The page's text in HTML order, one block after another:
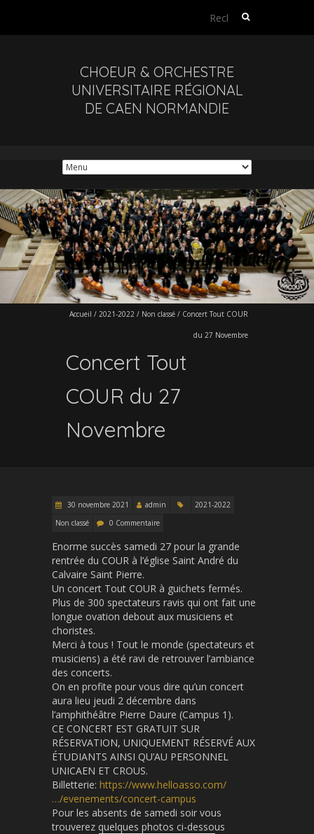
Rechercher :
CHOEUR & ORCHESTRE
UNIVERSITAIRE RÉGIONAL
DE CAEN NORMANDIE
Accueil / 2021-2022 / Non classé / Concert Tout COUR
du 27 Novembre
Concert Tout
COUR du 27
Novembre
30 novembre 2021 admin
2021-2022
Non classé
0 Commentaire
Enorme succès samedi 27 pour la grande
rentrée du COUR à l’église Saint André du
Calvaire Saint Pierre.
Un concert Tout COUR à guichets fermés.
Plus de 300 spectateurs ravis qui ont fait une
longue ovation debout aux musiciens et
choristes.
Merci à tous ! Tout le monde (spectateurs et
musiciens) a été ravi de retrouver l’ambiance
des concerts.
On en profite pour vous dire qu’un concert
aura lieu jeudi 2 décembre dans
l’amphithéâtre Pierre Daure (Campus 1).
CE CONCERT EST GRATUIT SUR
RÉSERVATION, UNIQUEMENT RÉSERVÉ AUX
ÉTUDIANTS AINSI QU’AU PERSONNEL
UNICAEN ET CROUS.
Billetterie: https://www.helloasso.com/
…/evenements/concert-campus
Pour les absents de samedi soir vous
trouverez quelques photos ci-dessous